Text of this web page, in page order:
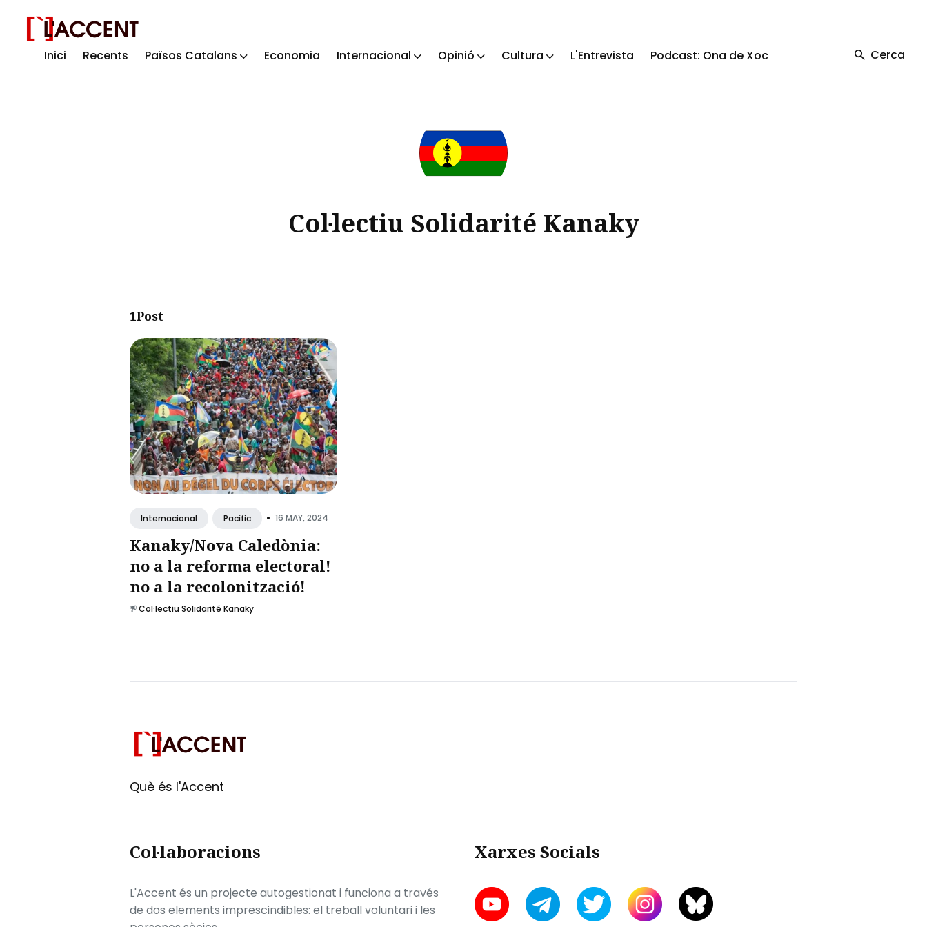
Inici Recents Països Catalans Economia Internacional Opinió Cultura L'Entrevista Podcast: Ona de Xoc Cerca
Col·lectiu Solidarité Kanaky
1Post
Internacional Pacífic • 16 MAY, 2024
Kanaky/Nova Caledònia:
no a la reforma electoral!
no a la recolonització!
Col·lectiu Solidarité Kanaky
Què és l'Accent
Col·laboracions
L'Accent és un projecte autogestionat i funciona a través
de dos elements imprescindibles: el treball voluntari i les
Xarxes Socials